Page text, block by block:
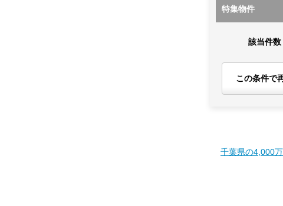
特集物件
該当件数
この条件で
千葉県の4,000